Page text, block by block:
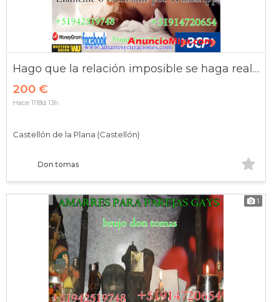
Hago que la relación imposible se haga realidad
200 €
Don tomas
Castellón de la Plana (Castellón)
Hace 1118d 13h
1